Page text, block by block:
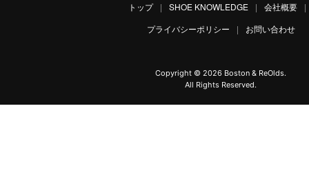
トップ | SHOE KNOWLEDGE | 会社概要
|
プライバシーポリシー
| お問い合わせ
Copyright © 2026 Boston & ReOlds.
All Rights Reserved.